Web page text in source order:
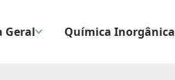
Geral Química Inorgânica